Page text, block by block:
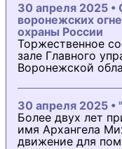
30 апреля 2025 •
воронежских
охраны России
Торжественное
зале Главного
Воронежской
30 апреля 2025
Более двух лет
имя Архангела
движение для